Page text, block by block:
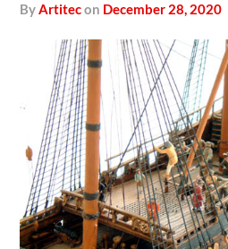
byArtitecon December 28, 2020